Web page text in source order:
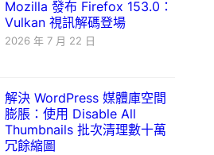
Mozilla 發布 Firefox 153.0：
Vulkan 視訊解碼登場
2026 年 7 月 22 日
解決 WordPress 媒體庫空間
膨脹：使用 Disable All
Thumbnails 批次清理數十萬
冗餘縮圖